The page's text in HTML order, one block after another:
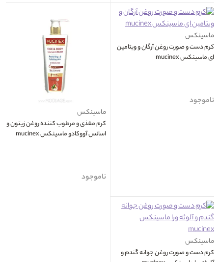
ماسینکس
کرم دست و صورت روغن آرگان و ویتامین
ای ماسینکس mucinex
ناموجود
ماسینکس
کرم مغذی و مرطوب کننده روغن زیتون و
اسانس آووکادو ماسینکس mucinex
ناموجود
ماسینکس
کرم دست و صورت روغن جوانه گندم و